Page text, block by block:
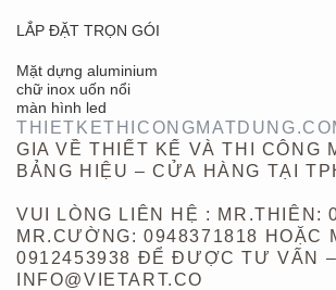
LẮP ĐẶT TRỌN GÓI
Mặt dựng aluminium
chữ inox uốn nổi
màn hình led
GIA VỀ THIẾT KẾ VÀ THI CÔNG
BẢNG HIỆU – CỬA HÀNG TẠI
VUI LÒNG LIÊN HỆ : MR.THIÊN:
MR.CƯỜNG: 0948371818 HOẶC
0912453938 ĐỂ ĐƯỢC TƯ VẤN
INFO@VIETART.CO